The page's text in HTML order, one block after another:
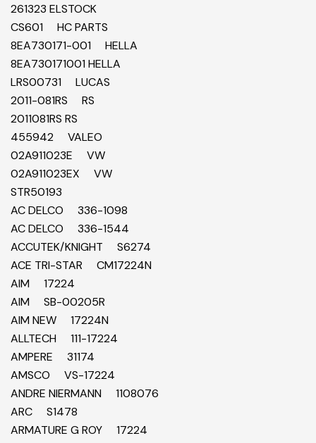
261323 ELSTOCK
CS601 HC PARTS
8EA730171-001 HELLA
8EA730171001 HELLA
LRS00731 LUCAS
2011-081RS RS
2011081RS RS
455942 VALEO
02A911023E VW
02A911023EX VW
STR50193
AC DELCO 336-1098
AC DELCO 336-1544
ACCUTEK/KNIGHT S6274
ACE TRI-STAR CM17224N
AIM 17224
AIM SB-00205R
AIM NEW 17224N
ALLTECH 111-17224
AMPERE 31174
AMSCO VS-17224
ANDRE NIERMANN 1108076
ARC S1478
ARMATURE G ROY 17224